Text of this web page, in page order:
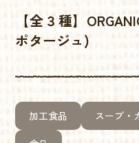
【全３種】
ポタージュ)
加工食品 スープ・